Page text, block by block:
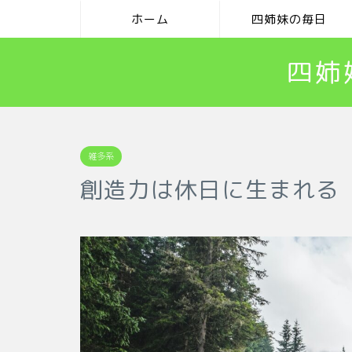
ホーム 四姉妹の毎日
四姉
雑多系
創造力は休日に生まれる